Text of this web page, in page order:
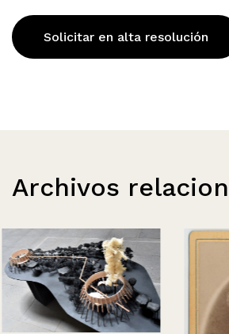
Solicitar en alta resolución
Archivos